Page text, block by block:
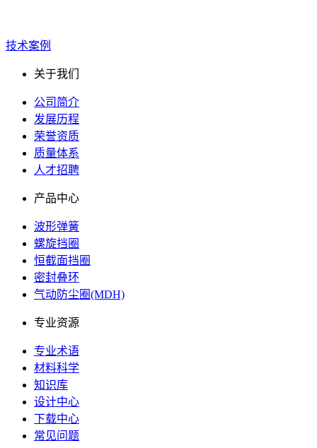
技术案例
关于我们
公司简介
发展历程
荣誉资质
质量体系
人才招聘
产品中心
波形弹簧
螺旋挡圈
恒截面挡圈
密封叠环
气动防尘圈(MDH)
专业资源
专业术语
材料科学
知识库
设计中心
下载中心
常见问题